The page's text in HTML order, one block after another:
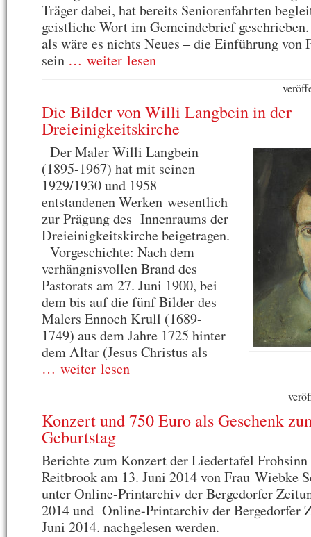
Träger dabei, hat bereits Seniorenfahrten
geistliche Wort im Gemeindebrief
als wäre es nichts Neues – die Einführung von
sein … weiter lesen
Die Bilder von Willi Langbein in der
Dreieinigkeitskirche
Der Maler Willi Langbein
(1895-1967) hat mit seinen
1929/1930 und 1958
entstandenen Werken wesentlich
zur Prägung des Innenraums der
Dreieinigkeitskirche beigetragen.
Vorgeschichte: Nach dem
verhängnisvollen Brand des
Pastorats am 27. Juni 1900, bei
dem bis auf die fünf Bilder des
Malers Ennoch Krull (1689-
1749) aus dem Jahre 1725 hinter
dem Altar (Jesus Christus als
… weiter lesen
Konzert und 750 Euro als Geschenk
Geburtstag
Berichte zum Konzert der Liedertafel
Reitbrook am 13. Juni 2014 von Frau Wiebke
unter Online-Printarchiv der Bergedorfer
2014 und Online-Printarchiv der Bergedorfer
Juni 2014. nachgelesen werden.